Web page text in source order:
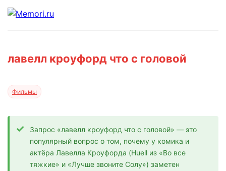
лавелл кроуфорд что с головой
Фильмы
Запрос «лавелл кроуфорд что с головой» — это
популярный вопрос о том, почему у комика и
актёра Лавелла Кроуфорда (Huell из «Во все
тяжкие» и «Лучше звоните Солу») заметен